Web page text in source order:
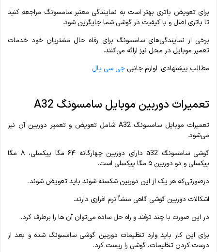
برای تعویض باتری بهتر است به نمایندگی معتبر سامسونگ مراجعه کنید
تا باتری اصل و با کیفیت در گوشی شما جایگزین شود.
برخی از نمایندگی‌های سامسونگ برای رفاه حال مشتریان خود خدمات
تعمیر موبایل در محل نیز ارائه می‌کنند.
مطالب پیشنهادی: لوازم جانبی جی سی پال
تعمیرات دوربین موبایل سامسونگ A32
تعمیرات موبایل سامسونگ A32 شامل تعویض و تعمیر دوربین آن نیز
می‌شود.
گوشی سامسونگ a32 دارای دوربین چهارگانه ۶۴ مگا پیکسلی، ۸ مگا
پیکسلی و دو دوربین ۵ مگا پیکسلی است.
درصورتی‌که هر یک از این دوربین شکسته شوند باید تعویض شوند.
اشکالات دوربین گوشی گاهی منشأ نرم‌ افزاری دارند.
در این صورت با چند ترفند و راه‌ حل ساده می‌توان آن‌ ها را برطرف کرد.
برای این کار باید وارد تنظیمات دوربین گوشی سامسونگ شده و بعد از
درست کردن تنظیمات، گوشی را ریست کرد.